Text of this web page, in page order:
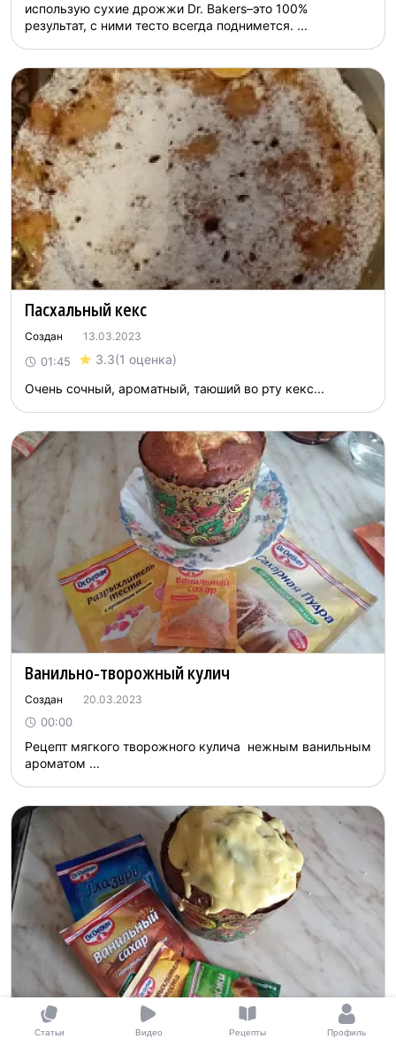
использую сухие дрожжи Dr. Bakers–это 100%
результат, с ними тесто всегда поднимется. ...
Пасхальный кекс
Создан 13.03.2023
01:45 3.3(1 оценка)
Очень сочный, ароматный, таюший во рту кекс...
Ванильно-творожный кулич
Создан 20.03.2023
00:00
Рецепт мягкого творожного кулича нежным ванильным
ароматом ...
Статьи Видео Рецепты Профиль